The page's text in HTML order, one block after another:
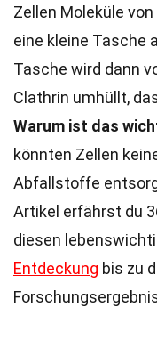
Zellen Moleküle
eine kleine Tasche
Tasche wird dann
Clathrin umhüllt,
Warum ist das
könnten Zellen
Abfallstoffe
Artikel erfährst du
diesen
Entdeckung bis zu